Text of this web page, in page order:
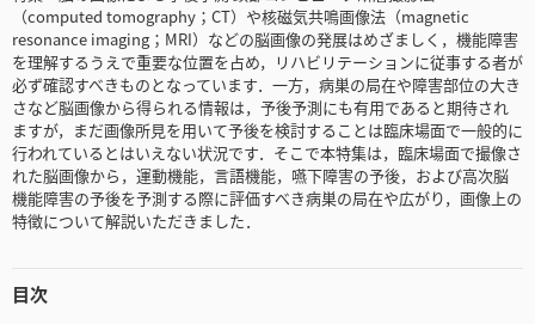
（computed tomography；CT）や核磁気共鳴画像法（magnetic
resonance imaging；MRI）などの脳画像の発展はめざましく，機能障害
を理解するうえで重要な位置を占め，リハビリテーションに従事する者が
必ず確認すべきものとなっています．一方，病巣の局在や障害部位の大き
さなど脳画像から得られる情報は，予後予測にも有用であると期待され
ますが，まだ画像所見を用いて予後を検討することは臨床場面で一般的に
行われているとはいえない状況です．そこで本特集は，臨床場面で撮像さ
れた脳画像から，運動機能，言語機能，嚥下障害の予後，および高次脳
機能障害の予後を予測する際に評価すべき病巣の局在や広がり，画像上の
特徴について解説いただきました．
目次